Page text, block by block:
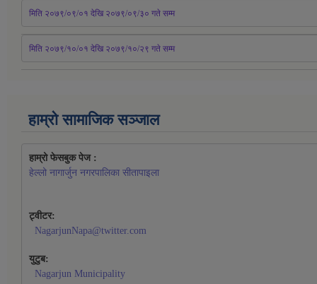
मिति २०७९/०९/०१ देखि २०७९/०९/३० गते सम्म
मिति २०७९/१०/०१ देखि २०७९/१०/२९ गते सम्म
हाम्रो सामाजिक सञ्जाल
हाम्रो फेसबुक पेज :
हेल्लो नागार्जुन नगरपालिका सीतापाइला
ट्वीटर:
NagarjunNapa@twitter.com
युटुब:
Nagarjun Municipality